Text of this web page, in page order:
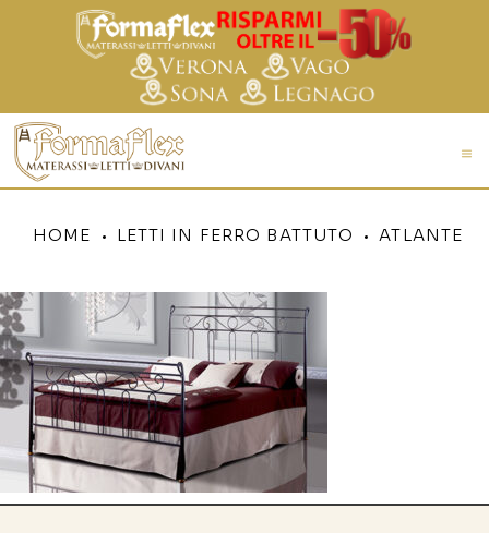
HOME LETTI IN FERRO BATTUTO ATLANTE